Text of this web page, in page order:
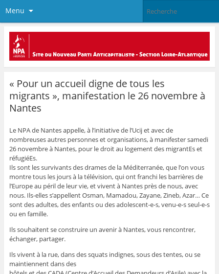
Menu
« Pour un accueil digne de tous les
migrants », manifestation le 26 novembre à
Nantes
Le NPA de Nantes appelle, à l’initiative de l’Ucij et avec de
nombreuses autres personnes et organisations, à manifester samedi
26 novembre à Nantes, pour le droit au logement des migrantEs et
réfugiéEs.
Ils sont les survivants des drames de la Méditerranée, que l’on vous
montre tous les jours à la télévision, qui ont franchi les barrières de
l’Europe au péril de leur vie, et vivent à Nantes près de nous, avec
nous. Ils-elles s’appellent Osman, Mamadou, Zayane, Zineb, Azar… Ce
sont des adultes, des enfants ou des adolescent-e-s, venu-e-s seul-e-s
ou en famille.
Ils souhaitent se construire un avenir à Nantes, vous rencontrer,
échanger, partager.
Ils vivent à la rue, dans des squats indignes, sous des tentes, ou se
maintiennent dans des